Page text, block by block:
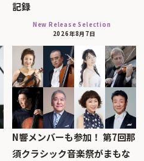
記録
New Release Selection
2026年8月7日
N響メンバーも参加！ 第7回那
須クラシック音楽祭がまもな